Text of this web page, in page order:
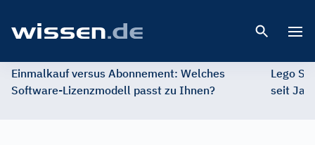
Einmalkauf versus Abonnement: Welches
Software-Lizenzmodell passt zu Ihnen?
Lego
seit